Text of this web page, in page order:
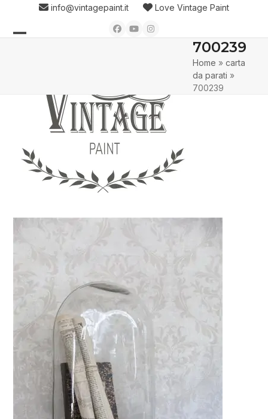
content
info@vintagepaint.it Love Vintage Paint
Facebook
YouTubeInstagram
700239
Home »carta
da parati »
700239